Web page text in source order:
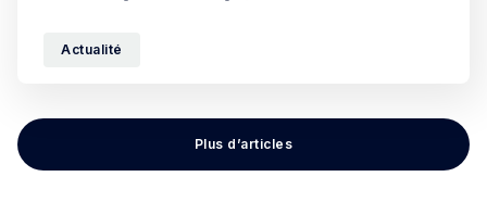
touristes, une pratique pour le moins limite sur le plan
Actualité
Plus d’articles